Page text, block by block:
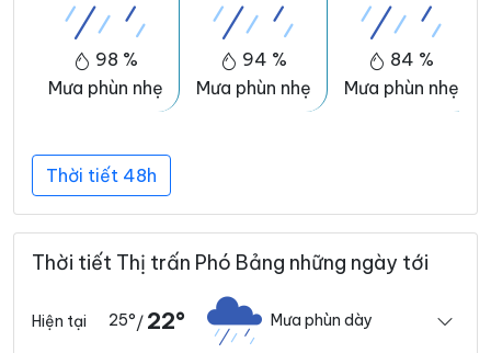
98 %
Mưa phùn nhẹ
94 %
Mưa phùn nhẹ
84 %
Mưa phùn nhẹ
Thời tiết 48h
Thời tiết Thị trấn Phó Bảng những ngày tới
Hiện tại 25°/ 22° Mưa phùn dày